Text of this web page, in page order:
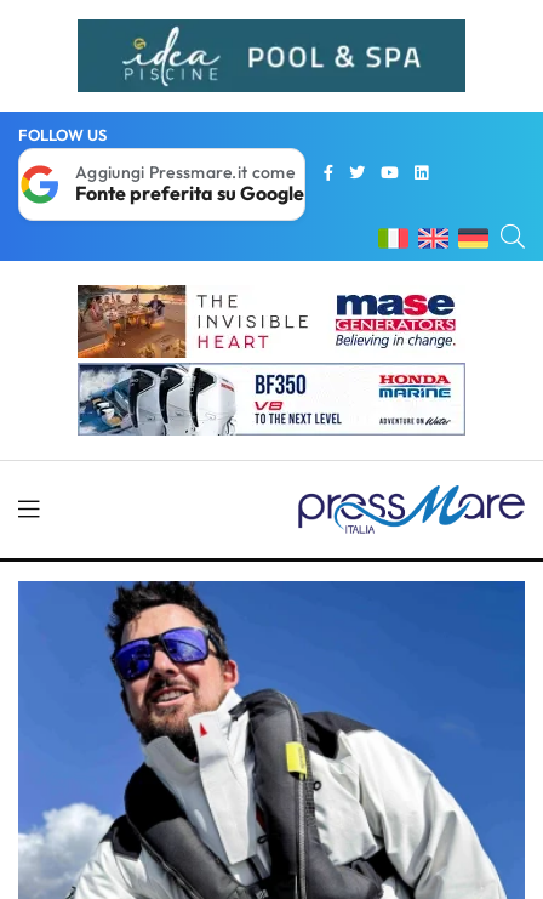
FOLLOW US
Aggiungi Pressmare.it come
Fonte preferita su Google